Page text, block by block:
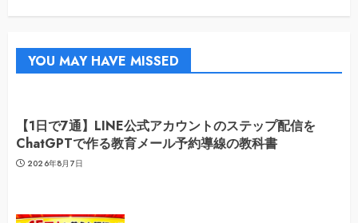
YOU MAY HAVE MISSED
【1日で7通】LINE公式アカウントのステップ配信を
ChatGPTで作る教育メール予約導線の教科書
2026年8月7日